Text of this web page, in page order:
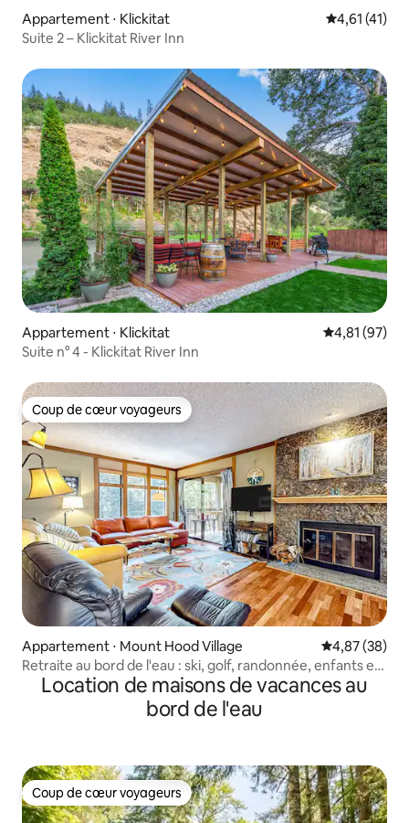
Appartement ⋅ Klickitat Évaluation
4,61 (41)
Suite 2 – Klickitat River Inn
Appartement ⋅ Klickitat Évaluation
4,81 (97)
Suite n° 4 - Klickitat River Inn
Coup de cœur voyageurs
Coup de cœur voyageurs
Appartement ⋅ Mount Hood Village Évaluation
4,87 (38)
Retraite au bord de l'eau : ski, golf, randonnée, enfants et
chiens
Location de maisons de vacances au
bord de l'eau
Coup de cœur voyageurs
Coup de cœur voyageurs